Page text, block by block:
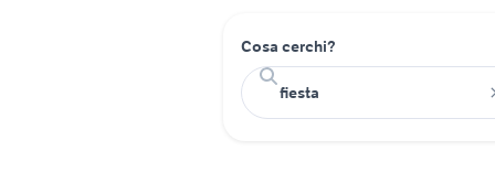
Cosa cerchi?